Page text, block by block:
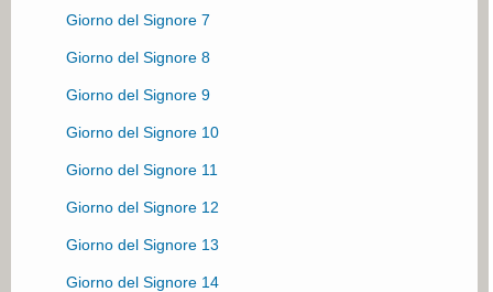
Giorno del Signore 4
Giorno del Signore 7
Giorno del Signore 8
Giorno del Signore 9
Giorno del Signore 10
Giorno del Signore 11
Giorno del Signore 12
Giorno del Signore 13
Giorno del Signore 14